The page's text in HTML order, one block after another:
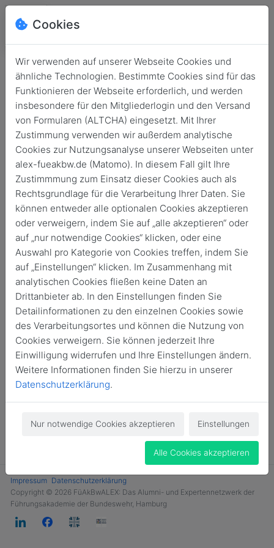
Login
Keine Zugangsdaten?
Login
Jetzt Mitglied werden
Impressum Datenschutzerklärung
Copyright © 2026 FüAkBwALEX: Das Alumni- und Expertennetzwerk der
Führungsakademie der Bundeswehr, Hamburg
Cookies
Wir verwenden auf unserer Webseite Cookies und
ähnliche Technologien. Bestimmte Cookies sind für das
Funktionieren der Webseite erforderlich, und werden
insbesondere für den Mitgliederlogin und den Versand
von Formularen (ALTCHA) eingesetzt. Mit Ihrer
Zustimmung verwenden wir außerdem analytische
Cookies zur Nutzungsanalyse unserer Webseiten unter
alex-fueakbw.de (Matomo). In diesem Fall gilt Ihre
Zustimmmung zum Einsatz dieser Cookies auch als
Rechtsgrundlage für die Verarbeitung Ihrer Daten. Sie
können entweder alle optionalen Cookies akzeptieren
oder verweigern, indem Sie auf „alle akzeptieren“ oder
auf „nur notwendige Cookies“ klicken, oder eine
Auswahl pro Kategorie von Cookies treffen, indem Sie
auf „Einstellungen“ klicken. Im Zusammenhang mit
analytischen Cookies fließen keine Daten an
Drittanbieter ab. In den Einstellungen finden Sie
Detailinformationen zu den einzelnen Cookies sowie
des Verarbeitungsortes und können die Nutzung von
Cookies verweigern. Sie können jederzeit Ihre
Einwilligung widerrufen und Ihre Einstellungen ändern.
Weitere Informationen finden Sie hierzu in unserer
Datenschutzerklärung.
Nur notwendige Cookies akzeptieren Einstellungen
Alle Cookies akzeptieren